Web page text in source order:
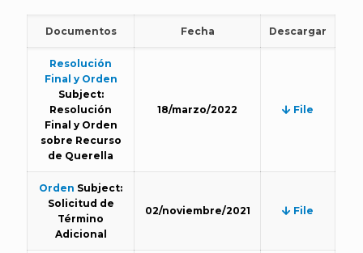
Documentos Fecha Descargar
Resolución
Final y Orden
Subject:
Resolución
Final y Orden
sobre Recurso
de Querella
18/marzo/2022 File
Orden Subject:
Solicitud de
Término
Adicional
02/noviembre/2021 File